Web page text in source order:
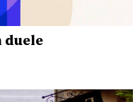
duele